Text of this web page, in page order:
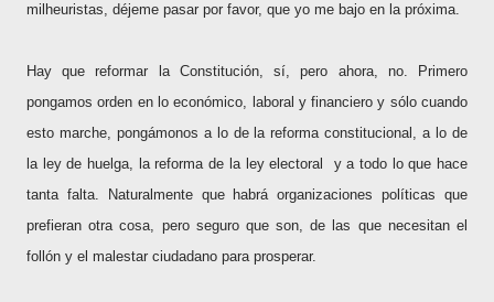
milheuristas, déjeme pasar por favor, que yo me bajo en la próxima.
Hay que reformar la Constitución, sí, pero ahora, no. Primero
pongamos orden en lo económico, laboral y financiero y sólo cuando
esto marche, pongámonos a lo de la reforma constitucional, a lo de
la ley de huelga, la reforma de la ley electoral
y a todo lo que hace
tanta falta. Naturalmente que habrá organizaciones políticas que
prefieran otra cosa, pero seguro que son, de las que necesitan el
follón y el malestar ciudadano para prosperar.